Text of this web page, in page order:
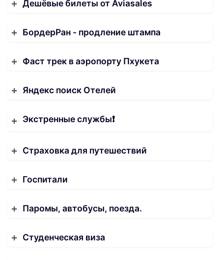
Дешёвые билеты от Aviasales
БордерРан - продление штампа
Фаст трек в аэропорту Пхукета
Яндекс поиск Отелей
Экстренные службы❗️
Страховка для путешествий
Госпитали
Паромы, автобусы, поезда.
Студенческая виза